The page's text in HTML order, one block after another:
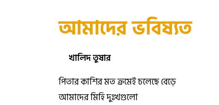
আমাদের ভবিষ্যত
খালিদ তুষার
পিতার কাশির মত ক্রমেই চলেছে বেড়ে
আমাদের মিহি দুঃখগুলো